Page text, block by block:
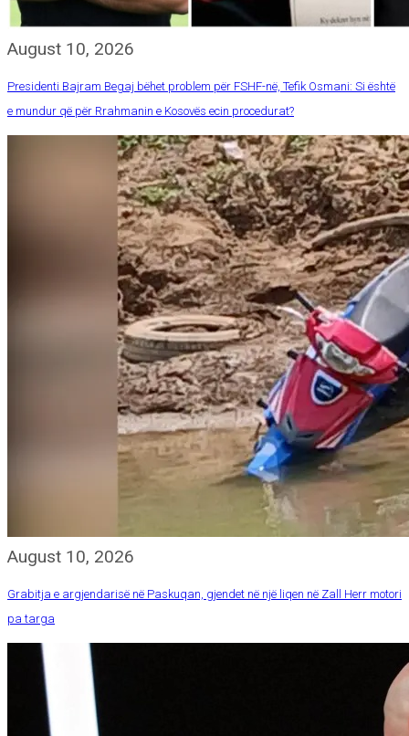
August 10, 2026
Presidenti Bajram Begaj bëhet problem për FSHF-në, Tefik Osmani: Si është
e mundur që për Rrahmanin e Kosovës ecin procedurat?
August 10, 2026
Grabitja e argjendarisë në Paskuqan, gjendet në një liqen në Zall Herr motori
pa targa